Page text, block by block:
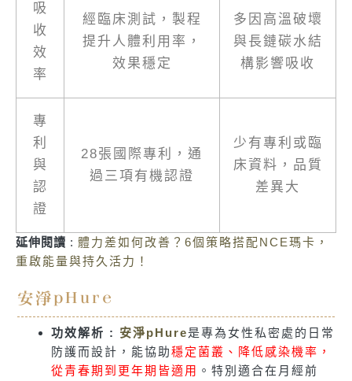
吸
收
效
率
經臨床測試，製程
提升人體利用率，
效果穩定
多因高溫破壞
與長鏈碳水結
構影響吸收
專
利
與
認
證
28張國際專利，通
過三項有機認證
少有專利或臨
床資料，品質
差異大
延伸閱讀 : 體力差如何改善？6個策略搭配NCE瑪卡，
重啟能量與持久活力！
安淨pHure
功效解析 : 安淨pHure是專為女性私密處的日常
防護而設計，能協助穩定菌叢、降低感染機率，
從青春期到更年期皆適用 。特別適合在月經前